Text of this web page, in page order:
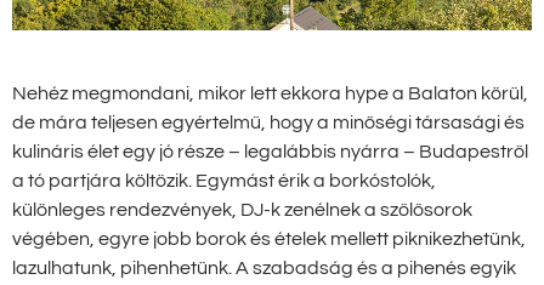
Nehéz megmondani, mikor lett ekkora hype a Balaton körül,
de mára teljesen egyértelmű, hogy a minőségi társasági és
kulináris élet egy jó része – legalábbis nyárra – Budapestről
a tó partjára költözik. Egymást érik a borkóstolók,
különleges rendezvények, DJ-k zenélnek a szőlősorok
végében, egyre jobb borok és ételek mellett piknikezhetünk,
lazulhatunk, pihenhetünk. A szabadság és a pihenés egyik